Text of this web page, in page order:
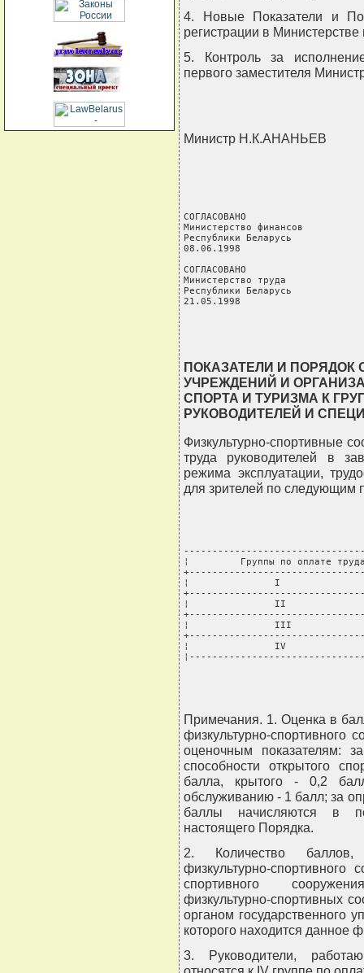
4. Новые Показатели и
регистрации в
5. Контроль за
первого заместителя
Министр Н.К.АНАНЬЕВ
СОГЛАСОВАНО
Министерство финансов
Республики Беларусь
08.06.1998
СОГЛАСОВАНО
Министерство труда
Республики Беларусь
21.05.1998
ПОКАЗАТЕЛИ И ПОРЯДОК
УЧРЕЖДЕНИЙ И
СПОРТА И ТУРИЗМА К
РУКОВОДИТЕЛЕЙ И
Физкультурно-спортивные
труда руководителей в
режима эксплуатации,
для зрителей по следующим
¦         Группы по оплате
¦               I
¦               II
¦               III
¦               IV
Примечания. 1. Оценка в
физкультурно-спортивного
оценочным показателям:
способности открытого
балла, крытого - 0,2
обслуживанию - 1 балл; за
баллы начисляются в
настоящего Порядка.
2. Количество баллов,
физкультурно-
спортивного
физкультурно-спортивных
органом государственного
которого находится данное
3. Руководители,